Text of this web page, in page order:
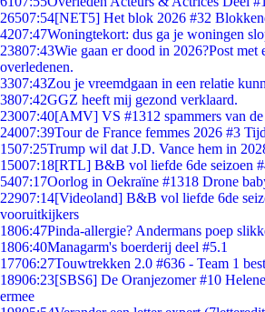
26507:54[NET5] Het blok 2026 #32
4207:47Woningtekort: dus ga je woningen
23807:43Wie gaan er dood in 2026?Post met
overledenen.
3307:43Zou je vreemdgaan in een relatie
3807:42GGZ heeft mij gezond verklaard.
23007:40[AMV] VS #1312 spammers van
24007:39Tour de France femmes 2026 #3
1507:25Trump wil dat J.D. Vance hem in
15007:18[RTL] B&B vol liefde 6de seizoen
5407:17Oorlog in Oekraïne #1318 Drone
22907:14[Videoland] B&B vol liefde 6de
vooruitkijkers
1806:47Pinda-allergie? Andermans poep
1806:40Managarm's boerderij deel #5.1
17706:27Touwtrekken 2.0 #636 - Team 1
18906:23[SBS6] De Oranjezomer #10
ermee